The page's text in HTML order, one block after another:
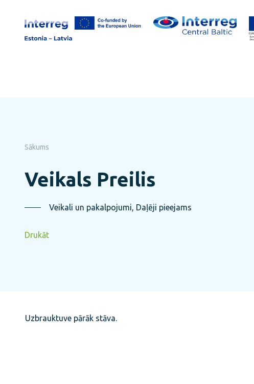
Sākums
Veikals Preilis
Veikali un pakalpojumi, Daļēji pieejams
Drukāt
Uzbrauktuve pārāk stāva.